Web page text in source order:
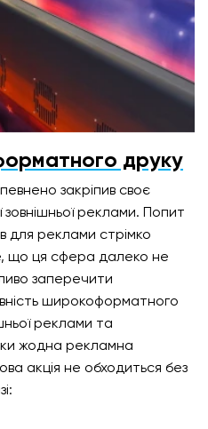
друку
закріпив своє
зовнішньої реклами. Попит
для реклами стрімко
що ця сфера далеко не
заперечити
широкоформатного
реклами та
жодна рекламна
акція не обходиться без